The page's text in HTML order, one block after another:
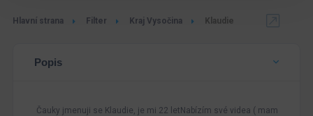
Hlavní strana Filter Kraj Vysočina Klaudie
Popis
Čauky jmenuji se Klaudie, je mi 22 letNabízím své videa ( mam